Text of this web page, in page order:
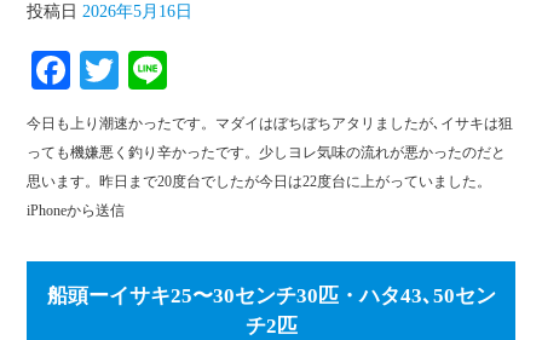
投稿日 2026年5月16日
Fa
ce
bo
ok
T
wi
tte
r
ne
今日も上り潮速かったです。マダイはぼちぼちアタリましたが､イサキは狙
っても機嫌悪く釣り辛かったです。少しヨレ気味の流れが悪かったのだと
思います。昨日まで20度台でしたが今日は22度台に上がっていました。
iPhoneから送信
船頭ーイサキ25〜30センチ30匹・ハタ43､50セン
チ2匹